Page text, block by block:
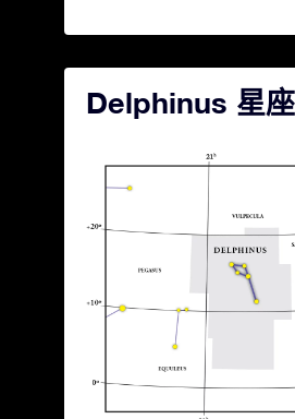
Delphinus 星